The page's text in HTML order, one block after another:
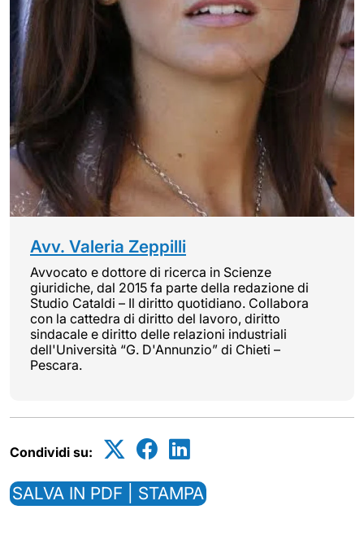
Avv. Valeria Zeppilli
Avvocato e dottore di ricerca in Scienze
giuridiche, dal 2015 fa parte della redazione di
Studio Cataldi – Il diritto quotidiano. Collabora
con la cattedra di diritto del lavoro, diritto
sindacale e diritto delle relazioni industriali
dell'Università “G. D'Annunzio” di Chieti –
Pescara.
Condividi su:
SALVA IN PDF | STAMPA